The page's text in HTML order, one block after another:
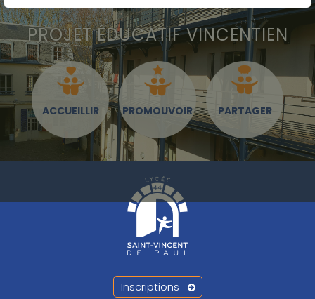
PROJET ÉDUCATIF VINCENTIEN
ACCUEILLIR PROMOUVOIR PARTAGER
Inscriptions